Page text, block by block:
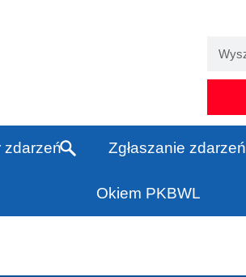
zdarzeń Zgłaszanie zdarzeń
Okiem PKBWL